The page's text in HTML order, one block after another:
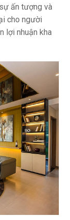
ấn tượng và
cho người
lợi nhuận kha